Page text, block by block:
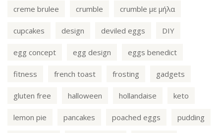
creme brulee crumble crumble με μήλα
cupcakes design deviled eggs DIY
egg concept egg design eggs benedict
fitness french toast frosting gadgets
gluten free halloween hollandaise keto
lemon pie pancakes poached eggs pudding